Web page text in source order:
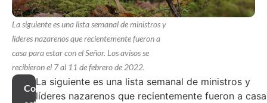
La siguiente es una lista semanal de ministros y
líderes nazarenos que recientemente fueron a
casa para estar con el Señor. Los avisos se
recibieron el 7 al 11 de febrero de 2022.
Compartir
La siguiente es una lista semanal de ministros y
líderes nazarenos que recientemente fueron a casa